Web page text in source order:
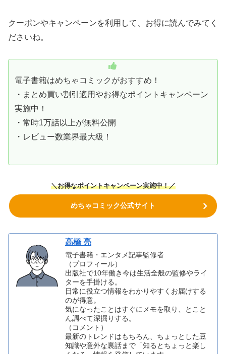
クーポンやキャンペーンを利用して、お得に読んでみてく
ださいね。
電子書籍はめちゃコミックがおすすめ！
・まとめ買い割引適用やお得なポイントキャンペーン
実施中！
・常時1万話以上が無料公開
・レビュー数業界最大級！
＼お得なポイントキャンペーン実施中！／
めちゃコミック公式サイト
高橋 亮
電子書籍・エンタメ記事監修者
（プロフィール）
出版社で10年働き今は生活全般の監修やライ
ターを手掛ける。
日常に役立つ情報をわかりやすくお届けする
のが得意。
気になったことはすぐにメモを取り、とこと
ん調べて深掘りする。
（コメント）
最新のトレンドはもちろん、ちょっとした豆
知識や意外な裏話まで「知るとちょっと楽し